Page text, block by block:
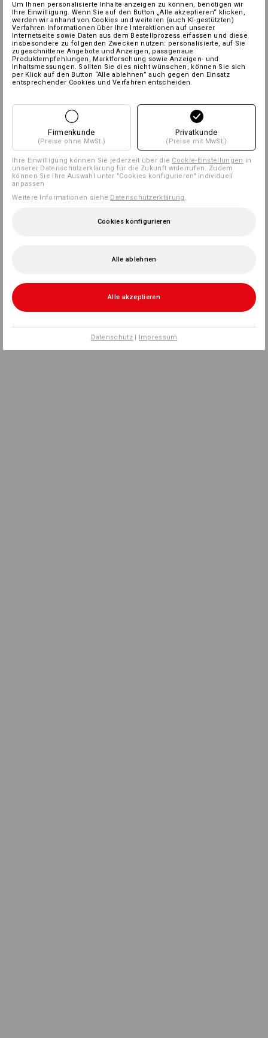
Um Ihnen personalisierte Inhalte anzeigen zu können, benötigen wir
Ihre Einwilligung. Wenn Sie auf den Button „Alle akzeptieren“ klicken,
werden wir anhand von Cookies und weiteren (auch KI-gestützten)
Verfahren Informationen über Ihre Interaktionen auf unserer
Internetseite sowie Daten aus dem Bestellprozess erfassen und diese
insbesondere zu folgenden Zwecken nutzen: personalisierte, auf Sie
zugeschnittene Angebote und Anzeigen, passgenaue
Produktempfehlungen, Marktforschung sowie Anzeigen- und
Inhaltsmessungen. Sollten Sie dies nicht wünschen, können Sie sich
per Klick auf den Button “Alle ablehnen” auch gegen den Einsatz
entsprechender Cookies und Verfahren entscheiden.
Firmenkunde
(Preise ohne MwSt.)
Privatkunde
(Preise mit MwSt.)
Ihre Einwilligung können Sie jederzeit über die Cookie-Einstellungen in
unserer Datenschutzerklärung für die Zukunft widerrufen. Zudem
können Sie Ihre Auswahl unter "Cookies konfigurieren" individuell
anpassen
Weitere Informationen siehe Datenschutzerklärung.
Cookies konfigurieren
Alle ablehnen
Alle akzeptieren
Datenschutz| Impressum